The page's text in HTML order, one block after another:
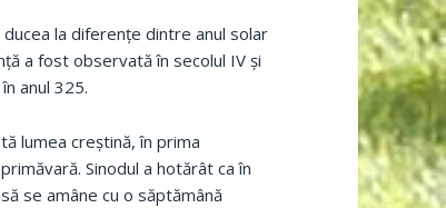
la diferenţe dintre anul solar
a fost observată în secolul IV şi
anul 325.
lumea creştină, în prima
Sinodul a hotărât ca în
se amâne cu o săptămână